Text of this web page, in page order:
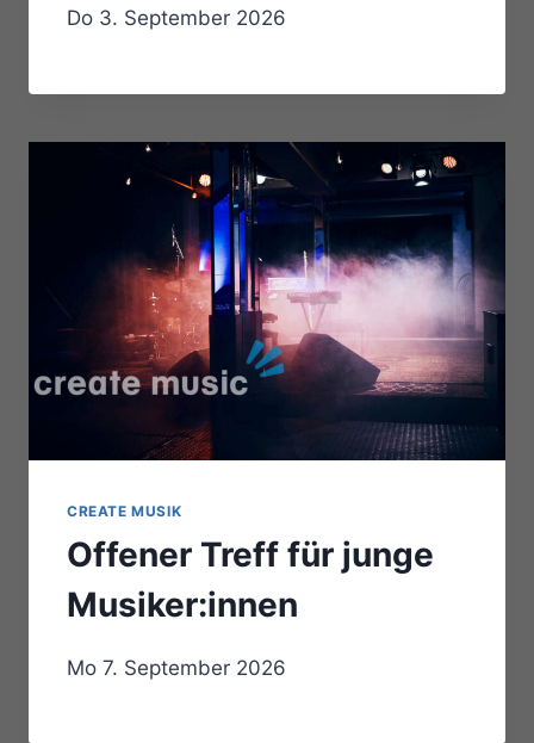
Do 3. September 2026
CREATE MUSIK
Offener Treff für junge
Musiker:innen
Mo 7. September 2026